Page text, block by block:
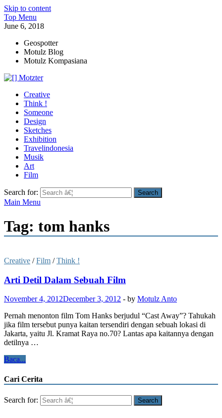
Skip to content
Top Menu
June 6, 2018
Geospotter
Motulz Blog
Motulz Kompasiana
[] Motzter
Cerita Ide Kreatif
Creative
Think !
Someone
Design
Sketches
Exhibition
Travelindonesia
Musik
Art
Film
Search for:
Main Menu
Tag: tom hanks
Creative /Film /Think !
Arti Detil Dalam Sebuah Film
November 4, 2012December 3, 2012 - by Motulz Anto
Pernah menonton film Tom Hanks berjudul “Cast Away”? Tahukah
jika film tersebut punya kaitan tersendiri dengan sebuah lokasi di
Jakarta, yaitu Jl. Kramat Raya no.70? Lantas apa kaitannya dengan
detilnya …
Baca...
Cari Cerita
Search for: